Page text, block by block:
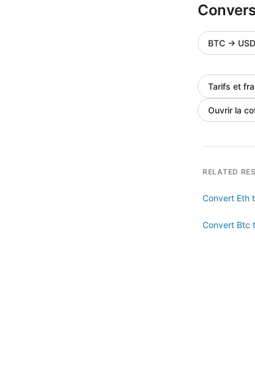
BTC → USD
Tarifs et
Ouvrir la
RELATED
Convert Eth
Convert Btc